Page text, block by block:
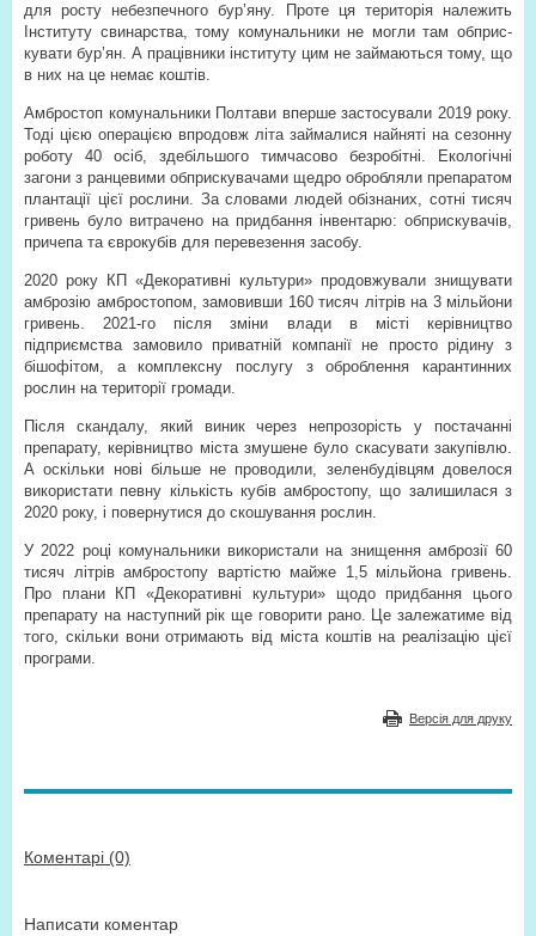
для росту небезпечного бур’яну. Проте ця територія належить
Інституту свинарства, тому комунальники не могли там обприс­
кувати бур’ян. А працівники інституту цим не займаються тому, що
в них на це немає коштів.
Амбростоп комунальники Полтави вперше застосували 2019 року.
Тоді цією операцією впродовж літа займалися най­няті на сезонну
роботу 40 осіб, здебільшого тимчасово безробітні. Екологічні
загони з ранцевими обприскувачами щедро обробляли препаратом
плантації цієї рослини. За словами людей обізнаних, сотні тисяч
гривень було витрачено на придбання інвентарю: обприскувачів,
причепа та єврокубів для перевезення засобу.
2020 року КП «Декоративні культури» продовжували знищувати
амброзію амбростопом, замовивши 160 тисяч літрів на 3 мільйони
гривень. 2021-го після зміни влади в місті керівництво
підприємства замовило приватній компанії не просто рідину з
бішофітом, а комплексну послугу з оброблення карантинних
рослин на території громади.
Після скандалу, який виник через непрозорість у постачанні
препарату, керівництво міста змушене було скасувати закупівлю.
А оскільки нові більше не проводили, зеленбудівцям довелося
використати певну кількість кубів амбростопу, що залишилася з
2020 року, і повернутися до скошування рослин.
У 2022 році комунальники використали на знищення амброзії 60
тисяч літрів амбростопу вартістю майже 1,5 мільйона гривень.
Про плани КП «Декоративні культури» щодо придбання цього
препарату на наступний рік ще говорити рано. Це залежатиме від
того, скільки вони отримають від міста коштів на реалізацію цієї
програми.
Версія для друку
Коментарі (0)
Написати коментар